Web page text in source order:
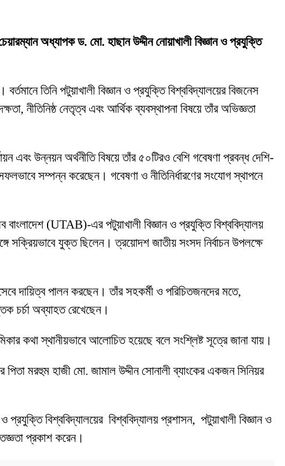
অধ্যাপক ড. মো. হাছান উদ্দীন নোয়াখালী বিজ্ঞান ও প্রযুক্তি
তিনি পটুয়াখালী বিজ্ঞান ও প্রযুক্তি বিশ্ববিদ্যালয়ের বিজনেস
নীতিনিষ্ঠ নেতৃত্ব এবং আর্থিক ব্যবস্থাপনা বিষয়ে তাঁর অভিজ্ঞতা
এবং উন্নয়ন অর্থনীতি বিষয়ে তাঁর ৫০টিরও বেশি গবেষণা প্রবন্ধ দেশি-
সম্পন্ন করেছেন। গবেষণা ও নীতিনির্ধারণের সংযোগ স্থাপনে
বাংলাদেশ (UTAB)-এর পটুয়াখালী বিজ্ঞান ও প্রযুক্তি বিশ্ববিদ্যালয়
সক্রিয়ভাবে যুক্ত ছিলেন। ত্রয়োদশ জাতীয় সংসদ নির্বাচন উপলক্ষে
দায়িত্ব পালন করছেন। তাঁর সহকর্মী ও পরিচিতজনদের মতে,
চর্চা অব্যাহত রেখেছেন।
কথা স্থানীয়ভাবে আলোচিত হয়েছে বলে সংশ্লিষ্ট সূত্রে জানা যায়।
মরহুম হাজী মো. জামাল উদ্দীন সোনালী ব্যাংকের একজন সিনিয়র
প্রযুক্তি বিশ্ববিদ্যালয়ের বিশ্ববিদ্যালয় প্রশাসন, পটুয়াখালী বিজ্ঞান ও
প্রকাশ করেন।